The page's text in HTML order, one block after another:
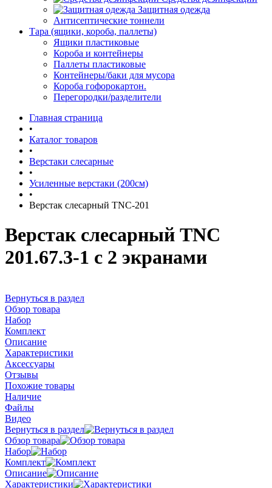
Защитная одежда
Антисептические тоннели
Тара (ящики, короба, паллеты)
Ящики пластиковые
Короба и контейнеры
Паллеты пластиковые
Контейнеры/баки для мусора
Короба гофорокартон.
Перегородки/разделители
Главная страница
•
Каталог товаров
•
Верстаки слесарные
•
Усиленные верстаки (200см)
•
Верстак слесарный TNC-201
Верстак слесарный TNC
201.67.3-1 с 2 экранами
Вернуться в раздел
Обзор товара
Набор
Комплект
Описание
Характеристики
Аксессуары
Отзывы
Похожие товары
Наличие
Файлы
Видео
Вернуться в раздел
Обзор товара
Набор
Комплект
Описание
Характеристики